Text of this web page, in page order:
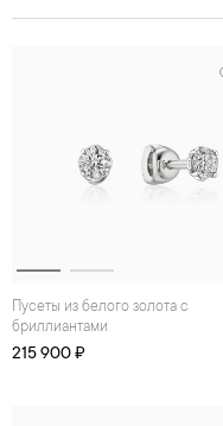
Пусеты из белого золота с
бриллиантами
215 900 ₽